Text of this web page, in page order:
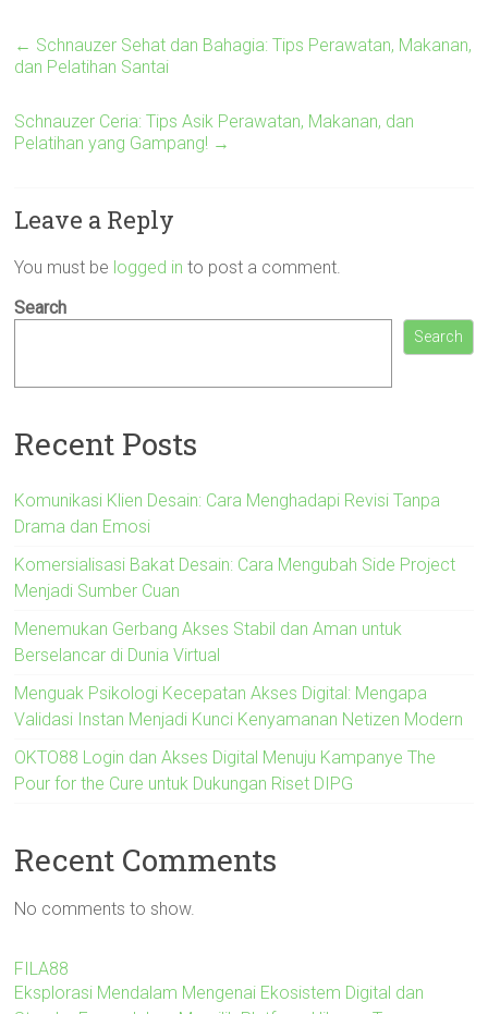
← Schnauzer Sehat dan Bahagia: Tips Perawatan, Makanan,
dan Pelatihan Santai
Schnauzer Ceria: Tips Asik Perawatan, Makanan, dan
Pelatihan yang Gampang! →
Leave a Reply
You must be logged in to post a comment.
Search
Search
Recent Posts
Komunikasi Klien Desain: Cara Menghadapi Revisi Tanpa
Drama dan Emosi
Komersialisasi Bakat Desain: Cara Mengubah Side Project
Menjadi Sumber Cuan
Menemukan Gerbang Akses Stabil dan Aman untuk
Berselancar di Dunia Virtual
Menguak Psikologi Kecepatan Akses Digital: Mengapa
Validasi Instan Menjadi Kunci Kenyamanan Netizen Modern
OKTO88 Login dan Akses Digital Menuju Kampanye The
Pour for the Cure untuk Dukungan Riset DIPG
Recent Comments
No comments to show.
FILA88
Eksplorasi Mendalam Mengenai Ekosistem Digital dan